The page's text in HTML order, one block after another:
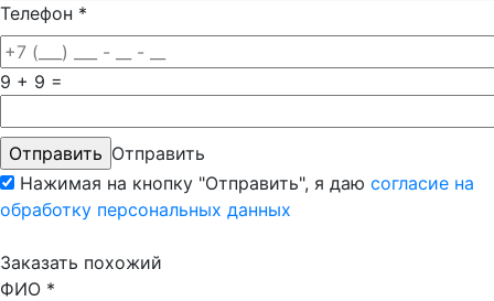
Телефон *
9 + 9 =
Отправить
Нажимая на кнопку "Отправить", я даю согласие на
обработку персональных данных
Заказать похожий
ФИО *